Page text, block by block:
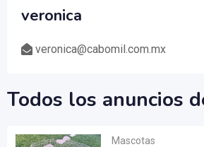
veronica
veronica@cabomil.com.mx
Todos los anuncios
Mascotas